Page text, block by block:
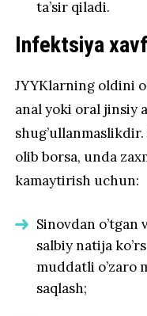
ta’sir qiladi.
Infektsiya
JYYKlarning oldini
anal yoki oral jinsiy
olib borsa, unda
kamaytirish uchun:
Sinovdan
salbiy natija
muddatli o’zaro
saqlash;